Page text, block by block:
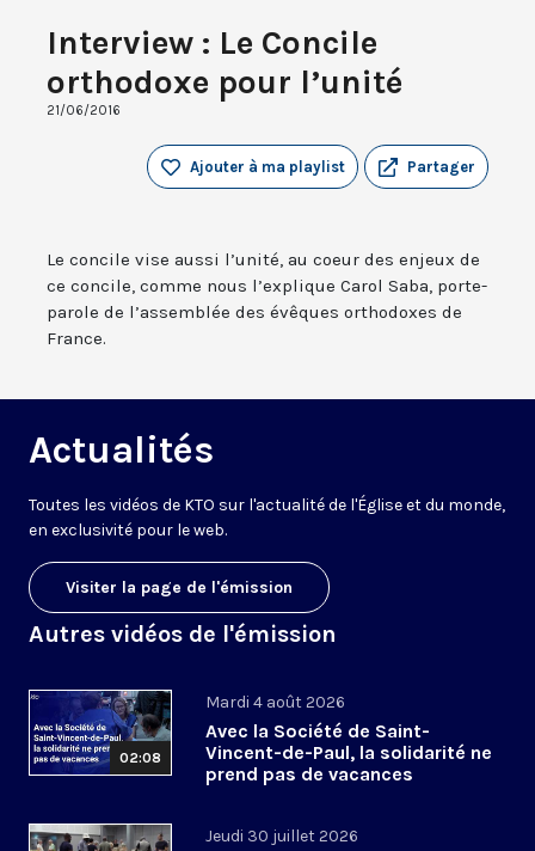
Interview : Le Concile
orthodoxe pour l’unité
21/06/2016
Partager
Ajouter à ma playlist
Le concile vise aussi l’unité, au coeur des enjeux de
ce concile, comme nous l’explique Carol Saba, porte-
parole de l’assemblée des évêques orthodoxes de
France.
Actualités
Toutes les vidéos de KTO sur l'actualité de l'Église et du monde,
en exclusivité pour le web.
Visiter la page de l'émission
Autres vidéos de l'émission
02:08
Mardi 4 août 2026
Avec la Société de Saint-
Vincent-de-Paul, la solidarité ne
prend pas de vacances
Jeudi 30 juillet 2026